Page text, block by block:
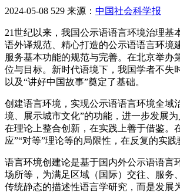
2024-05-08 529 来源： 中国社会科学报
21世纪以来，我国公示语语言环境治理
语外译规范、精心打造的公示语语言环境
服务基本功能的规范与完善。在北京举
位与目标。新时代语境下，我国学者不失
以及“讲好中国故事”奠定了基础。
创建语言环境，实现公示语语言环境全域
境、展示城市文化”的功能，进一步发展
在理论上整合创新，在实践上善于借鉴。
应”“对等”理论等的局限性，在反复的实践
语言环境创建论是基于国内外公示语语言
场所等，为满足区域（国际）交往、服务
传统静态的描述性语言学研究，而是发展